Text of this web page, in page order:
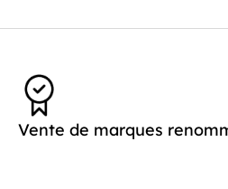
Vente de marques